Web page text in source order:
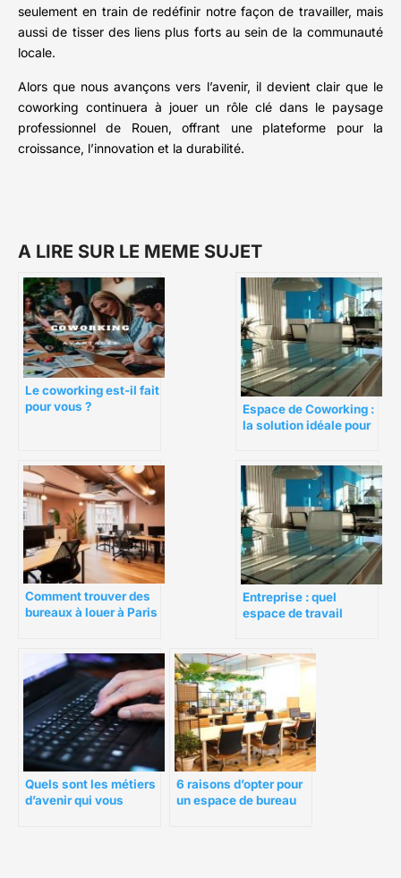
seulement en train de redéfinir notre façon de travailler, mais
aussi de tisser des liens plus forts au sein de la communauté
locale.
Alors que nous avançons vers l’avenir, il devient clair que le
coworking continuera à jouer un rôle clé dans le paysage
professionnel de Rouen, offrant une plateforme pour la
croissance, l’innovation et la durabilité.
A LIRE SUR LE MEME SUJET
Le coworking est-il fait
pour vous ?
Espace de Coworking :
la solution idéale pour
Comment trouver des
bureaux à louer à Paris
Entreprise : quel
espace de travail
Quels sont les métiers
d’avenir qui vous
6 raisons d’opter pour
un espace de bureau